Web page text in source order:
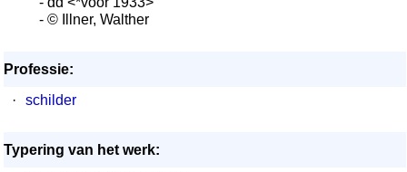
- © Illner, Walther
Professie:
·
schilder
Typering van het werk: